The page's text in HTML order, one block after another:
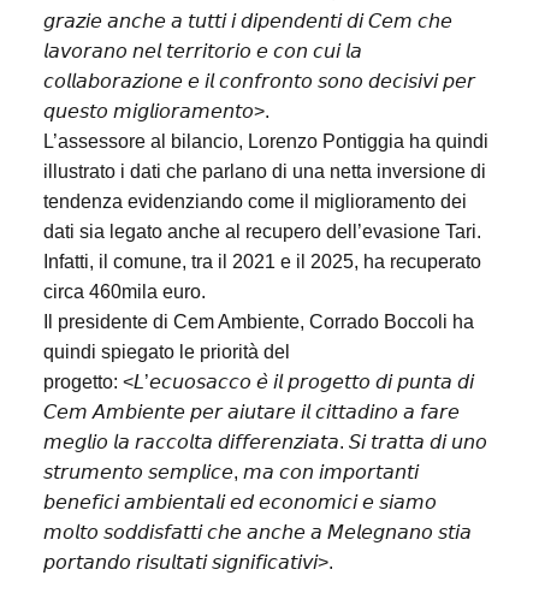
𝘨𝘳𝘢𝘻𝘪𝘦 𝘢𝘯𝘤𝘩𝘦 𝘢 𝘵𝘶𝘵𝘵𝘪 𝘪 𝘥𝘪𝘱𝘦𝘯𝘥𝘦𝘯𝘵𝘪 𝘥𝘪 𝘊𝘦𝘮 𝘤𝘩𝘦
𝘭𝘢𝘷𝘰𝘳𝘢𝘯𝘰 𝘯𝘦𝘭 𝘵𝘦𝘳𝘳𝘪𝘵𝘰𝘳𝘪𝘰 𝘦 𝘤𝘰𝘯 𝘤𝘶𝘪 𝘭𝘢
𝘤𝘰𝘭𝘭𝘢𝘣𝘰𝘳𝘢𝘻𝘪𝘰𝘯𝘦 𝘦 𝘪𝘭 𝘤𝘰𝘯𝘧𝘳𝘰𝘯𝘵𝘰 𝘴𝘰𝘯𝘰 𝘥𝘦𝘤𝘪𝘴𝘪𝘷𝘪 𝘱𝘦𝘳
𝘲𝘶𝘦𝘴𝘵𝘰 𝘮𝘪𝘨𝘭𝘪𝘰𝘳𝘢𝘮𝘦𝘯𝘵𝘰>.
L’assessore al bilancio, Lorenzo Pontiggia ha quindi
illustrato i dati che parlano di una netta inversione di
tendenza evidenziando come il miglioramento dei
dati sia legato anche al recupero dell’evasione Tari.
Infatti, il comune, tra il 2021 e il 2025, ha recuperato
circa 460mila euro.
Il presidente di Cem Ambiente, Corrado Boccoli ha
quindi spiegato le priorità del
progetto: <𝘓’𝘦𝘤𝘶𝘰𝘴𝘢𝘤𝘤𝘰 𝘦̀ 𝘪𝘭 𝘱𝘳𝘰𝘨𝘦𝘵𝘵𝘰 𝘥𝘪 𝘱𝘶𝘯𝘵𝘢 𝘥𝘪
𝘊𝘦𝘮 𝘈𝘮𝘣𝘪𝘦𝘯𝘵𝘦 𝘱𝘦𝘳 𝘢𝘪𝘶𝘵𝘢𝘳𝘦 𝘪𝘭 𝘤𝘪𝘵𝘵𝘢𝘥𝘪𝘯𝘰 𝘢 𝘧𝘢𝘳𝘦
𝘮𝘦𝘨𝘭𝘪𝘰 𝘭𝘢 𝘳𝘢𝘤𝘤𝘰𝘭𝘵𝘢 𝘥𝘪𝘧𝘧𝘦𝘳𝘦𝘯𝘻𝘪𝘢𝘵𝘢. 𝘚𝘪 𝘵𝘳𝘢𝘵𝘵𝘢 𝘥𝘪 𝘶𝘯𝘰
𝘴𝘵𝘳𝘶𝘮𝘦𝘯𝘵𝘰 𝘴𝘦𝘮𝘱𝘭𝘪𝘤𝘦, 𝘮𝘢 𝘤𝘰𝘯 𝘪𝘮𝘱𝘰𝘳𝘵𝘢𝘯𝘵𝘪
𝘣𝘦𝘯𝘦𝘧𝘪𝘤𝘪 𝘢𝘮𝘣𝘪𝘦𝘯𝘵𝘢𝘭𝘪 𝘦𝘥 𝘦𝘤𝘰𝘯𝘰𝘮𝘪𝘤𝘪 𝘦 𝘴𝘪𝘢𝘮𝘰
𝘮𝘰𝘭𝘵𝘰 𝘴𝘰𝘥𝘥𝘪𝘴𝘧𝘢𝘵𝘵𝘪 𝘤𝘩𝘦 𝘢𝘯𝘤𝘩𝘦 𝘢 𝘔𝘦𝘭𝘦𝘨𝘯𝘢𝘯𝘰 𝘴𝘵𝘪𝘢
𝘱𝘰𝘳𝘵𝘢𝘯𝘥𝘰 𝘳𝘪𝘴𝘶𝘭𝘵𝘢𝘵𝘪 𝘴𝘪𝘨𝘯𝘪𝘧𝘪𝘤𝘢𝘵𝘪𝘷𝘪>.